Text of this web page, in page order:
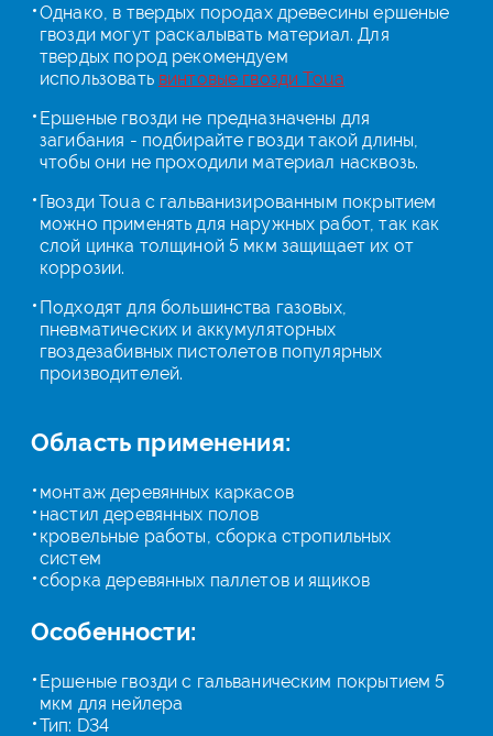
Однако, в твердых породах древесины ершеные
гвозди могут раскалывать материал. Для
твердых пород рекомендуем
использовать винтовые гвозди Toua
Ершеные гвозди не предназначены для
загибания - подбирайте гвозди такой длины,
чтобы они не проходили материал насквозь.
Гвозди Toua с гальванизированным покрытием
можно применять для наружных работ, так как
слой цинка толщиной 5 мкм защищает их от
коррозии.
Подходят для большинства газовых,
пневматических и аккумуляторных
гвоздезабивных пистолетов популярных
производителей.
Область применения:
монтаж деревянных каркасов
настил деревянных полов
кровельные работы, сборка стропильных
систем
сборка деревянных паллетов и ящиков
Особенности:
Ершеные гвозди с гальваническим покрытием 5
мкм для нейлера
Тип: D34